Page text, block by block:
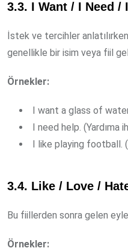
3.3. I Want / I Need /
İstek ve tercihler
genellikle bir isim veya fiil
Örnekler:
I want a glass of
I need help. (Yardıma
I like playing football.
3.4. Like / Love /
Bu fiillerden sonra gelen
Örnekler: